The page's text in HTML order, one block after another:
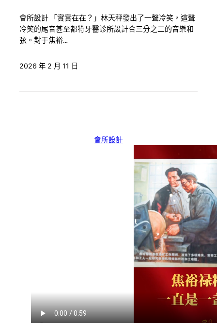
會所設計 「實實在在？」林天秤發出了一聲冷笑，這聲
冷笑的尾音甚至都符牙醫診所設計合三分之二的音樂和
弦。對于焦裕…
2026 年 2 月 11 日
會所設計